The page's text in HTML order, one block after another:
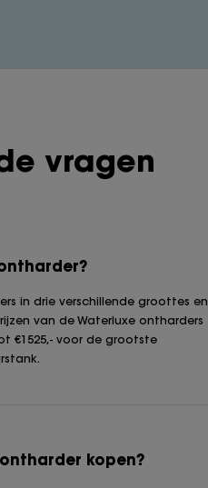
vragen
in drie verschillende groottes en
van de Waterluxe ontharders
€1525,- voor de grootste
kopen?